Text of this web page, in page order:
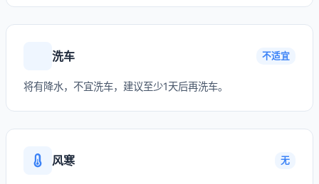
洗车 不适宜
将有降水，不宜洗车，建议至少1天后再洗车。
风寒 无